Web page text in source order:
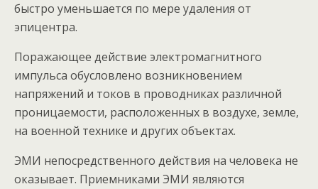
быстро уменьшается по мере удаления от
эпицентра.
Поражающее действие электромагнитного
импульса обусловлено возникновением
напряжений и токов в проводниках различной
проницаемости, расположенных в воздухе, земле,
на военной технике и других объектах.
ЭМИ непосредственного действия на человека не
оказывает. Приемниками ЭМИ являются